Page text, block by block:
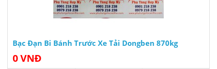
Bạc Đạn Bi Bánh Trước Xe Tải Dongben 870kg
0 VNĐ